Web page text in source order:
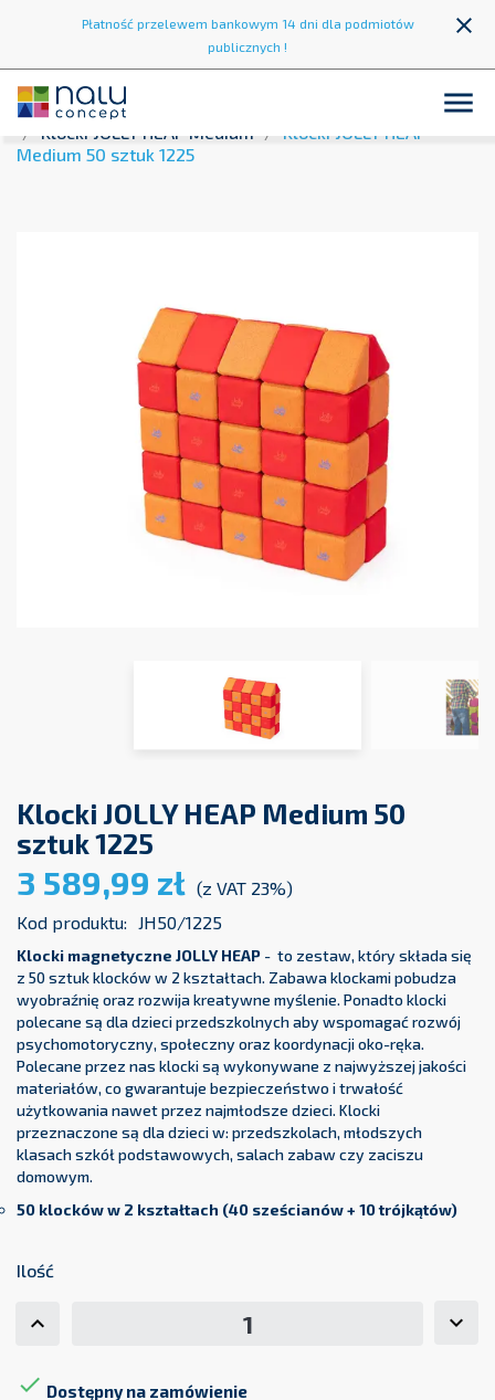
Płatność przelewem bankowym 14 dni dla podmiotów
publicznych !
close

Strona główna
Klocki Magnetyczne
Klocki JOLLY HEAP Medium
Klocki JOLLY HEAP
Medium 50 sztuk 1225
Klocki JOLLY HEAP Medium 50
sztuk 1225
3 589,99 zł (z VAT 23%)
Kod produktu:
JH50/1225
Klocki magnetyczne JOLLY HEAP - to zestaw, który składa się
z 50 sztuk klocków w 2 kształtach. Zabawa klockami pobudza
wyobraźnię oraz rozwija kreatywne myślenie. Ponadto klocki
polecane są dla dzieci przedszkolnych aby wspomagać rozwój
psychomotoryczny, społeczny oraz koordynacji oko-ręka.
Polecane przez nas klocki są wykonywane z najwyższej jakości
materiałów, co gwarantuje bezpieczeństwo i trwałość
użytkowania nawet przez najmłodsze dzieci. Klocki
przeznaczone są dla dzieci w: przedszkolach, młodszych
klasach szkół podstawowych, salach zabaw czy zaciszu
domowym.
50 klocków w 2 kształtach (40 sześcianów + 10 trójkątów)
Ilość
 Dostępny na zamówienie